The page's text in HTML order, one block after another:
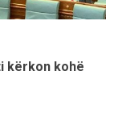
kërkon kohë